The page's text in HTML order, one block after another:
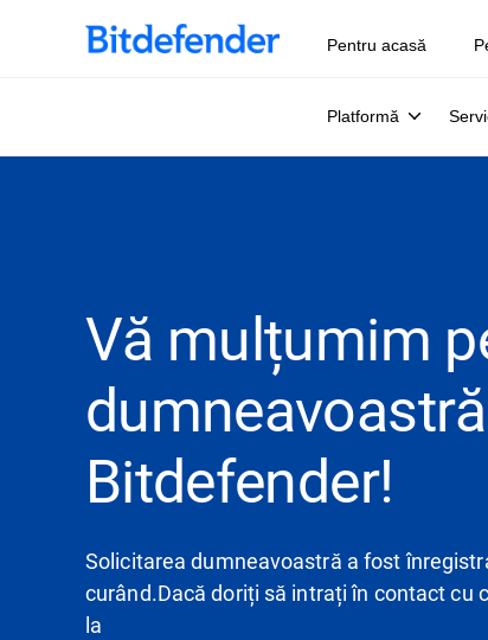
Pentru acasă
Platformă
Vă mulțumim
Bitdefender!
Solicitarea dumneavoastră a fost
curând.Dacă doriți să intrați în contact
la